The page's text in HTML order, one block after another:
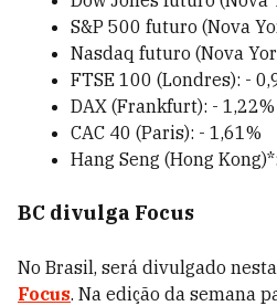
S&P 500 futuro (Nova
Nasdaq futuro (Nova
FTSE 100 (Londres): -
DAX (Frankfurt): - 1,22%
CAC 40 (Paris): - 1,61%
Hang Seng (Hong
BC divulga Focus
No Brasil, será divulgado
Focus. Na edição da semana